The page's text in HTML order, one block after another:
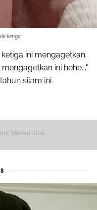
ketiga
ini mengagetkan.
ini hehe..,"
silam ini.
Melanjutkan